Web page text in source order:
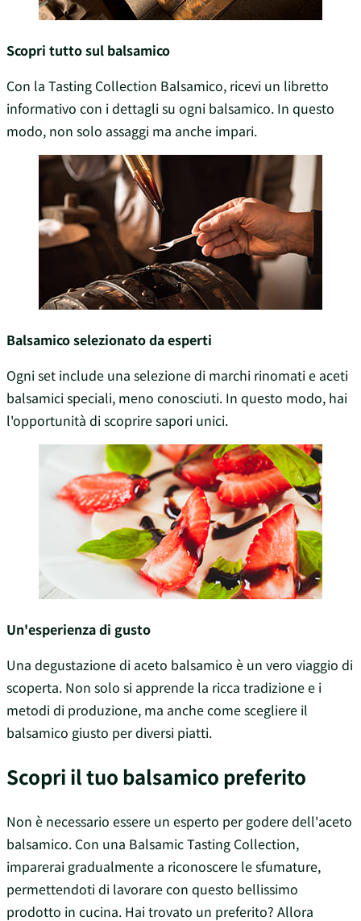
Scopri tutto sul balsamico
Con la Tasting Collection Balsamico, ricevi un libretto
informativo con i dettagli su ogni balsamico. In questo
modo, non solo assaggi ma anche impari.
Balsamico selezionato da esperti
Ogni set include una selezione di marchi rinomati e aceti
balsamici speciali, meno conosciuti. In questo modo, hai
l'opportunità di scoprire sapori unici.
Un'esperienza di gusto
Una degustazione di aceto balsamico è un vero viaggio di
scoperta. Non solo si apprende la ricca tradizione e i
metodi di produzione, ma anche come scegliere il
balsamico giusto per diversi piatti.
Scopri il tuo balsamico preferito
Non è necessario essere un esperto per godere dell'aceto
balsamico. Con una Balsamic Tasting Collection,
imparerai gradualmente a riconoscere le sfumature,
permettendoti di lavorare con questo bellissimo
prodotto in cucina. Hai trovato un preferito? Allora